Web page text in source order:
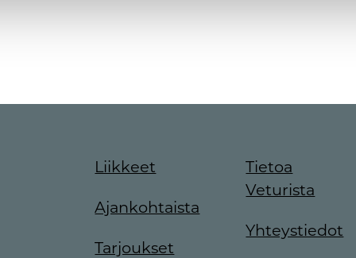
Liikkeet
Ajankohtaista
Tarjoukset
Tietoa
Veturista
Yhteystiedot